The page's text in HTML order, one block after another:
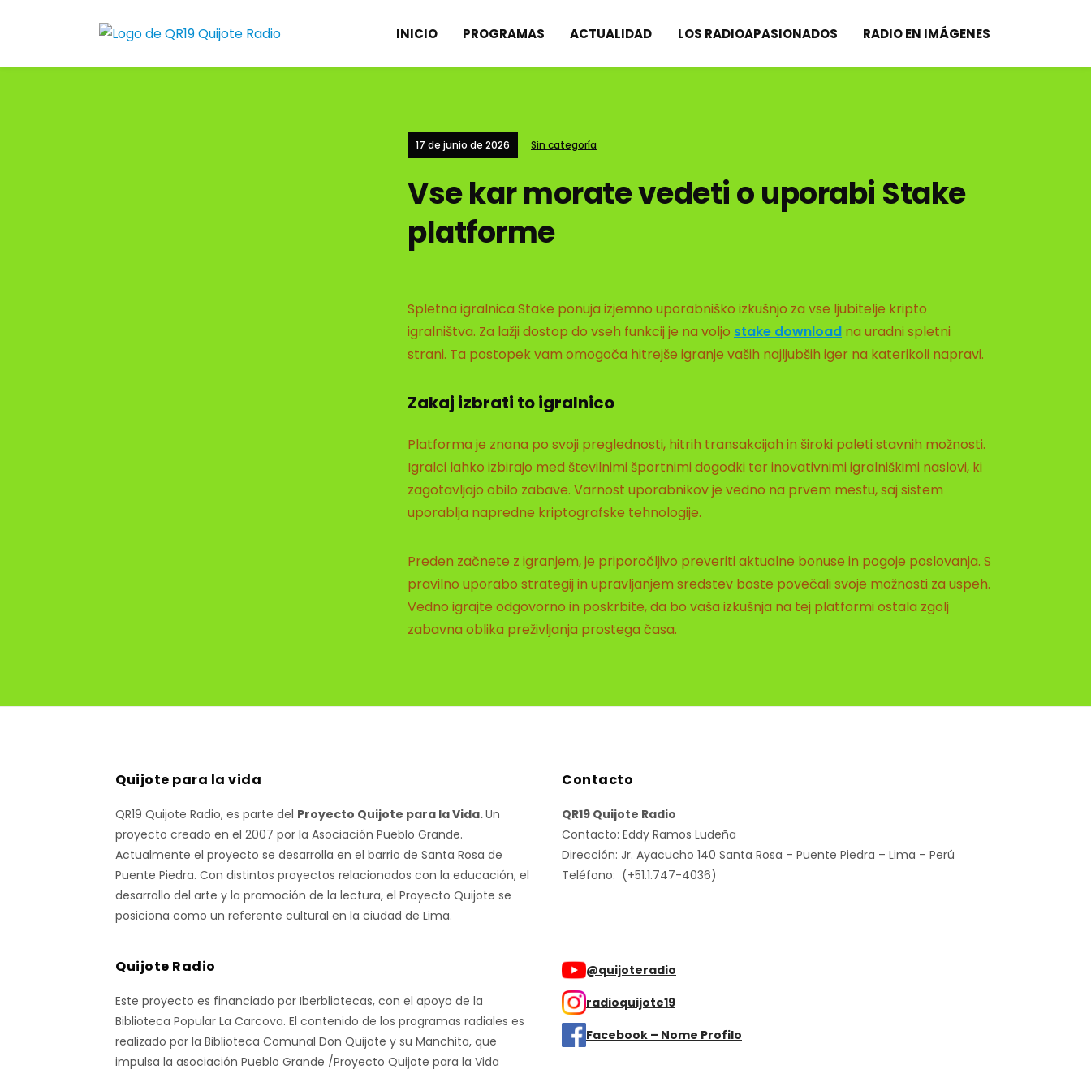
INICIO PROGRAMAS ACTUALIDAD LOS RADIOAPASIONADOS RADIO EN IMÁGENES
17 de junio de 2026 Sin categoría
Vse kar morate vedeti o uporabi Stake
platforme
Spletna igralnica Stake ponuja izjemno uporabniško izkušnjo za vse ljubitelje kripto
igralništva. Za lažji dostop do vseh funkcij je na voljo stake download na uradni spletni
strani. Ta postopek vam omogoča hitrejše igranje vaših najljubših iger na katerikoli napravi.
Zakaj izbrati to igralnico
Platforma je znana po svoji preglednosti, hitrih transakcijah in široki paleti stavnih možnosti.
Igralci lahko izbirajo med številnimi športnimi dogodki ter inovativnimi igralniškimi naslovi, ki
zagotavljajo obilo zabave. Varnost uporabnikov je vedno na prvem mestu, saj sistem
uporablja napredne kriptografske tehnologije.
Preden začnete z igranjem, je priporočljivo preveriti aktualne bonuse in pogoje poslovanja. S
pravilno uporabo strategij in upravljanjem sredstev boste povečali svoje možnosti za uspeh.
Vedno igrajte odgovorno in poskrbite, da bo vaša izkušnja na tej platformi ostala zgolj
zabavna oblika preživljanja prostega časa.
Quijote para la vida
QR19 Quijote Radio, es parte del Proyecto Quijote para la Vida.Un
proyecto creado en el 2007 por la Asociación Pueblo Grande.
Actualmente el proyecto se desarrolla en el barrio de Santa Rosa de
Puente Piedra. Con distintos proyectos relacionados con la educación, el
desarrollo del arte y la promoción de la lectura, el Proyecto Quijote se
posiciona como un referente cultural en la ciudad de Lima.
Quijote Radio
Este proyecto es financiado por Iberbliotecas, con el apoyo de la
Biblioteca Popular La Carcova. El contenido de los programas radiales es
realizado por la Biblioteca Comunal Don Quijote y su Manchita, que
impulsa la asociación Pueblo Grande /Proyecto Quijote para la Vida
Contacto
QR19 Quijote Radio
Contacto: Eddy Ramos Ludeña
Dirección: Jr. Ayacucho 140 Santa Rosa – Puente Piedra – Lima – Perú
Teléfono: (+51.1.747-4036)
@quijoteradio
radioquijote19
Facebook – Nome Profilo